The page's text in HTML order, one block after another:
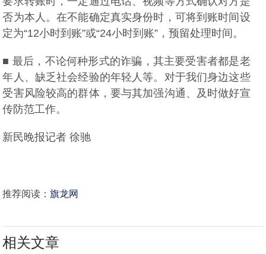
否为本人。在不能确定真实身份时，可将到账时间设
定为“12小时到账”或“24小时到账”，预留处理时间。
■ 最后，不论何种形式的诈骗，其主要受害者都是老
年人、缺乏社会经验的年轻人等。对于我们身边这些
受害风险较高的群体，要与其加强沟通、及时做好宣
传防范工作。
新民晚报记者 徐驰
推荐阅读：旗龙网
相关文章